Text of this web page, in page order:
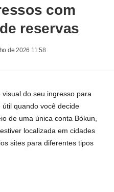
com
reservas
de 2026 11:58
do seu ingresso para
quando você decide
de uma única conta Bókun,
localizada em cidades
sites para diferentes tipos